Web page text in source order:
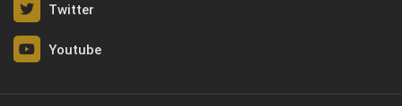
Twitter
Youtube